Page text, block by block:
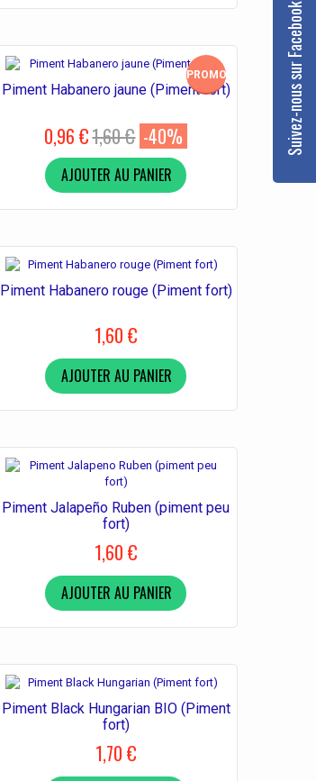
Suivez-nous sur Facebook
PROMO!
Piment Habanero jaune (Piment fort)
0,96 €1,60 € -40%
AJOUTER AU PANIER
Piment Habanero rouge (Piment fort)
1,60 €
AJOUTER AU PANIER
Piment Jalapeño Ruben (piment peu
fort)
1,60 €
AJOUTER AU PANIER
Piment Black Hungarian BIO (Piment
fort)
1,70 €